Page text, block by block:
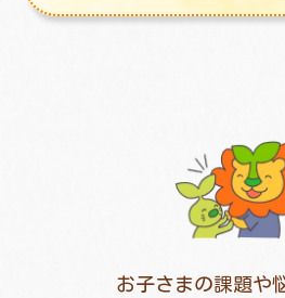
お子さまの課題や